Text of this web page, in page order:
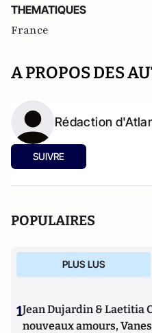
THEMATIQUES
France
A PROPOS DES
Rédaction
SUIVRE
POPULAIRES
PLUS LUS
1Jean Dujardin & Laetitia
nouveaux amours,